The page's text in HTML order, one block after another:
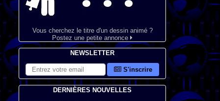
Vous cherchez le titre d'un dessin animé ?
Postez une petite annonce
NEWSLETTER
S'inscrire
DERNIÈRES NOUVELLES